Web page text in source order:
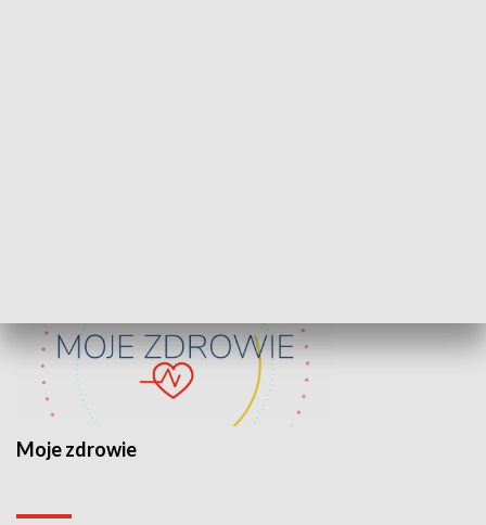
Moje zdrowie